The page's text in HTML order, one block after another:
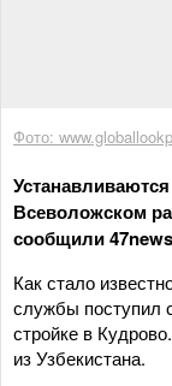
Фото:
Всеволожском
сообщили
Как стало
службы поступил
стройке в
из Узбекистана.